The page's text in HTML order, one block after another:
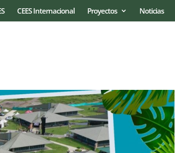
CEES Internacional Proyectos Noticias